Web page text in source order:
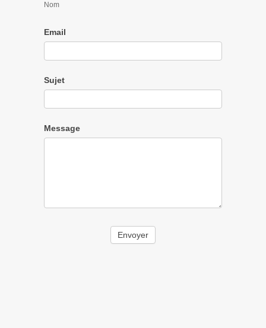
U
Nom
Email
Sujet
Message
Envoyer